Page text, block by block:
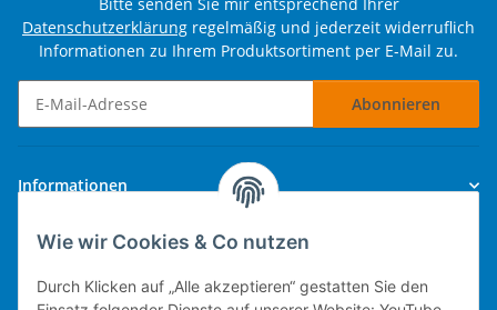
Wie wir Cookies & Co nutzen
Durch Klicken auf „Alle akzeptieren“ gestatten Sie den
Datenschutzerklärung regelmäßig und jederzeit widerruflich
Informationen zu Ihrem Produktsortiment per E-Mail zu.
Abonnieren
Informationen
Gesetzliche Informationen